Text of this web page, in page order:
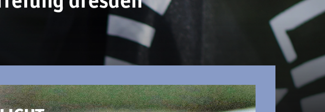
tierbefreiung